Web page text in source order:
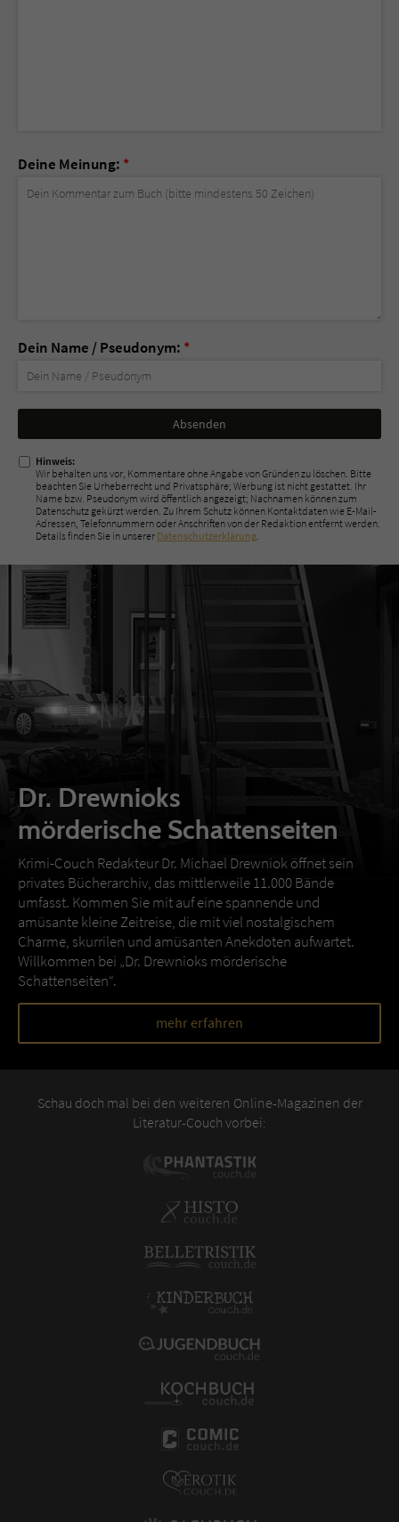
Deine Meinung: *
Dein Name / Pseudonym: *
Nicht
ausfüllen!
Hinweis:
Wir behalten uns vor, Kommentare ohne Angabe von Gründen zu löschen. Bitte
beachten Sie Urheberrecht und Privatsphäre; Werbung ist nicht gestattet. Ihr
Name bzw. Pseudonym wird öffentlich angezeigt; Nachnamen können zum
Datenschutz gekürzt werden. Zu Ihrem Schutz können Kontaktdaten wie E-Mail-
Adressen, Telefonnummern oder Anschriften von der Redaktion entfernt werden.
Details finden Sie in unserer Datenschutzerklärung.
Dr. Drewnioks
mörderische Schattenseiten
Krimi-Couch Redakteur Dr. Michael Drewniok öffnet sein
privates Bücherarchiv, das mittlerweile 11.000 Bände
umfasst. Kommen Sie mit auf eine spannende und
amüsante kleine Zeitreise, die mit viel nostalgischem
Charme, skurrilen und amüsanten Anekdoten aufwartet.
Willkommen bei „Dr. Drewnioks mörderische
Schattenseiten“.
mehr erfahren
Schau doch mal bei den weiteren Online-Magazinen der
Literatur-Couch vorbei: